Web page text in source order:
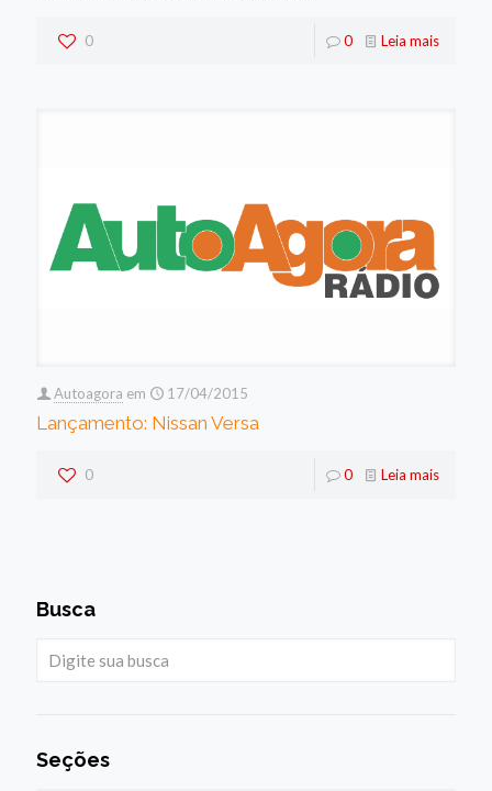
0 0 Leia mais
Autoagora em 17/04/2015
Lançamento: Nissan Versa
0 0 Leia mais
Busca
Seções